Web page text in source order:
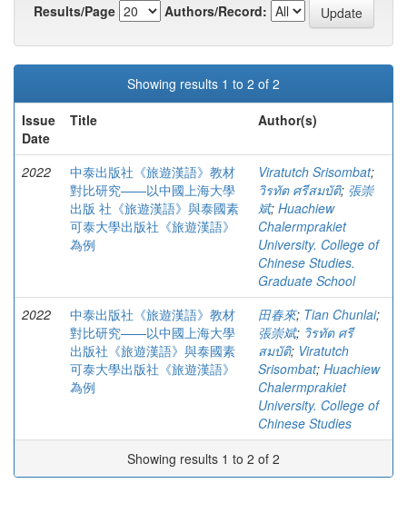
Results/Page
Authors/Record:
Showing results 1 to 2 of 2
Issue
Date
Title Author(s)
2022
中泰出版社《旅遊漢語》教材
對比研究——以中國上海大學
出版 社《旅遊漢語》與泰國素
可泰大學出版社《旅遊漢語》
為例
Viratutch Srisombat;
วิรทัต ศรีสมบัติ; 張崇
斌; Huachiew
Chalermprakiet
University. College of
Chinese Studies.
Graduate School
2022
中泰出版社《旅遊漢語》教材
對比研究——以中國上海大學
出版社《旅遊漢語》與泰國素
可泰大學出版社《旅遊漢語》
為例
田春來; Tian Chunlai;
張崇斌; วิรทัต ศรี
สมบัติ; Viratutch
Srisombat; Huachiew
Chalermprakiet
University. College of
Chinese Studies
Showing results 1 to 2 of 2